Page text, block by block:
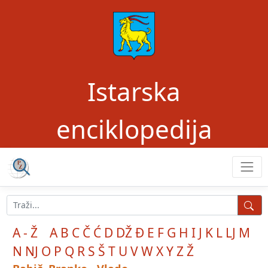
Istarska
enciklopedija
A - Ž A B C Č Ć D DŽĐ E F G H I J K L LJ M
N NJ O P Q R S Š T U VWXYZŽ